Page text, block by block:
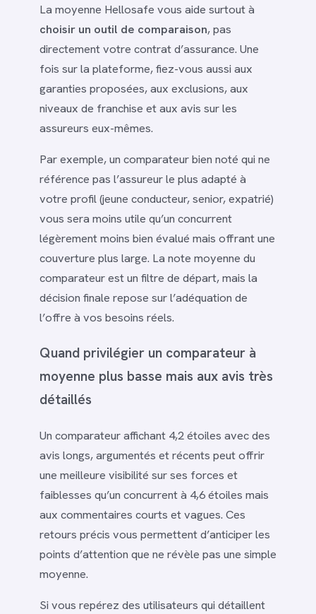
La moyenne Hellosafe vous aide surtout à
choisir un outil de comparaison, pas
directement votre contrat d’assurance. Une
fois sur la plateforme, fiez-vous aussi aux
garanties proposées, aux exclusions, aux
niveaux de franchise et aux avis sur les
assureurs eux-mêmes.
Par exemple, un comparateur bien noté qui ne
référence pas l’assureur le plus adapté à
votre profil (jeune conducteur, senior, expatrié)
vous sera moins utile qu’un concurrent
légèrement moins bien évalué mais offrant une
couverture plus large. La note moyenne du
comparateur est un filtre de départ, mais la
décision finale repose sur l’adéquation de
l’offre à vos besoins réels.
Quand privilégier un comparateur à
moyenne plus basse mais aux avis très
détaillés
Un comparateur affichant 4,2 étoiles avec des
avis longs, argumentés et récents peut offrir
une meilleure visibilité sur ses forces et
faiblesses qu’un concurrent à 4,6 étoiles mais
aux commentaires courts et vagues. Ces
retours précis vous permettent d’anticiper les
points d’attention que ne révèle pas une simple
moyenne.
Si vous repérez des utilisateurs qui détaillent